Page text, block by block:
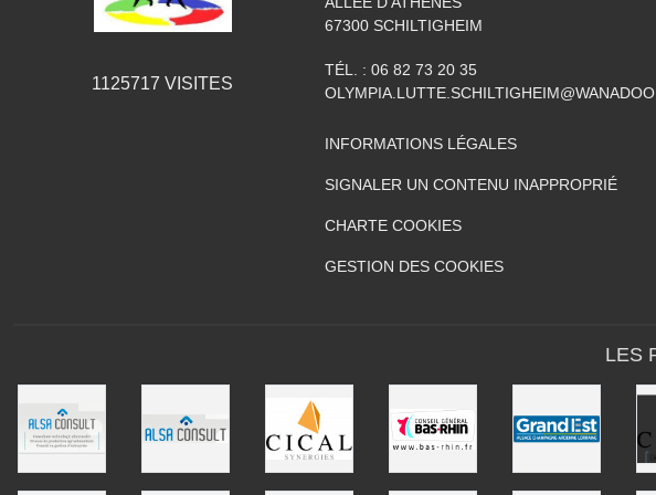
1125717 VISITES
67300 SCHILTIGHEIM
TÉL. : 06 82 73 20 35
INFORMATIONS LÉGALES
SIGNALER UN CONTENU INAPPROPRIÉ
CHARTE COOKIES
GESTION DES COOKIES
LES